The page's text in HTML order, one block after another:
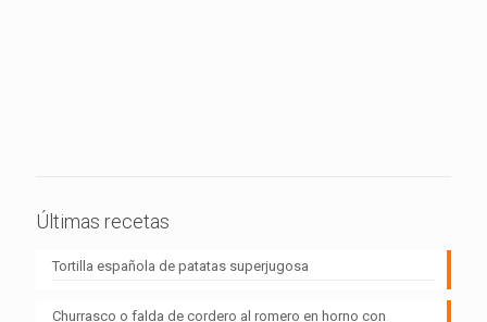
Últimas recetas
Tortilla española de patatas superjugosa
Churrasco o falda de cordero al romero en horno con